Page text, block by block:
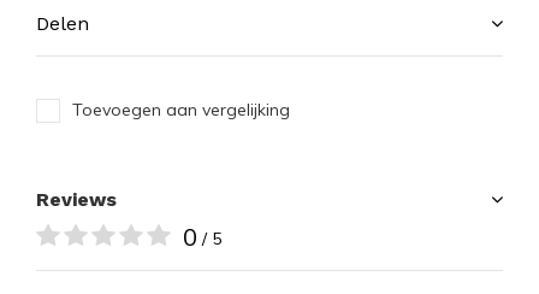
Delen
Toevoegen aan vergelijking
Reviews
0 / 5